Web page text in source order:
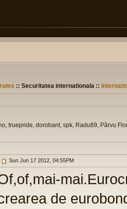
:: Securitatea internationala ::
truepride, dorobant, spk, Radu89, Pârvu
Sun Jun 17 2012, 04:55PM
de